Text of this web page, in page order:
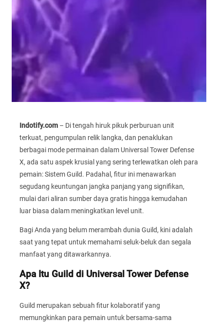
Indotify.com – Di tengah hiruk pikuk perburuan unit
terkuat, pengumpulan relik langka, dan penaklukan
berbagai mode permainan dalam Universal Tower Defense
X, ada satu aspek krusial yang sering terlewatkan oleh para
pemain: Sistem Guild. Padahal, fitur ini menawarkan
segudang keuntungan jangka panjang yang signifikan,
mulai dari aliran sumber daya gratis hingga kemudahan
luar biasa dalam meningkatkan level unit.
Bagi Anda yang belum merambah dunia Guild, kini adalah
saat yang tepat untuk memahami seluk-beluk dan segala
manfaat yang ditawarkannya.
Apa Itu Guild di Universal Tower Defense
X?
Guild merupakan sebuah fitur kolaboratif yang
memungkinkan para pemain untuk bersama-sama